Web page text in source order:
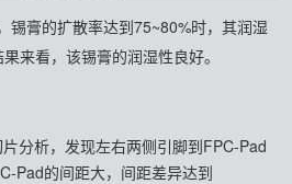
锡膏的扩散率达到75~80%时，其润湿
来看，该锡膏的润湿性良好。
分析，发现左右两侧引脚到FPC-Pad
Pad的间距大，间距差异达到